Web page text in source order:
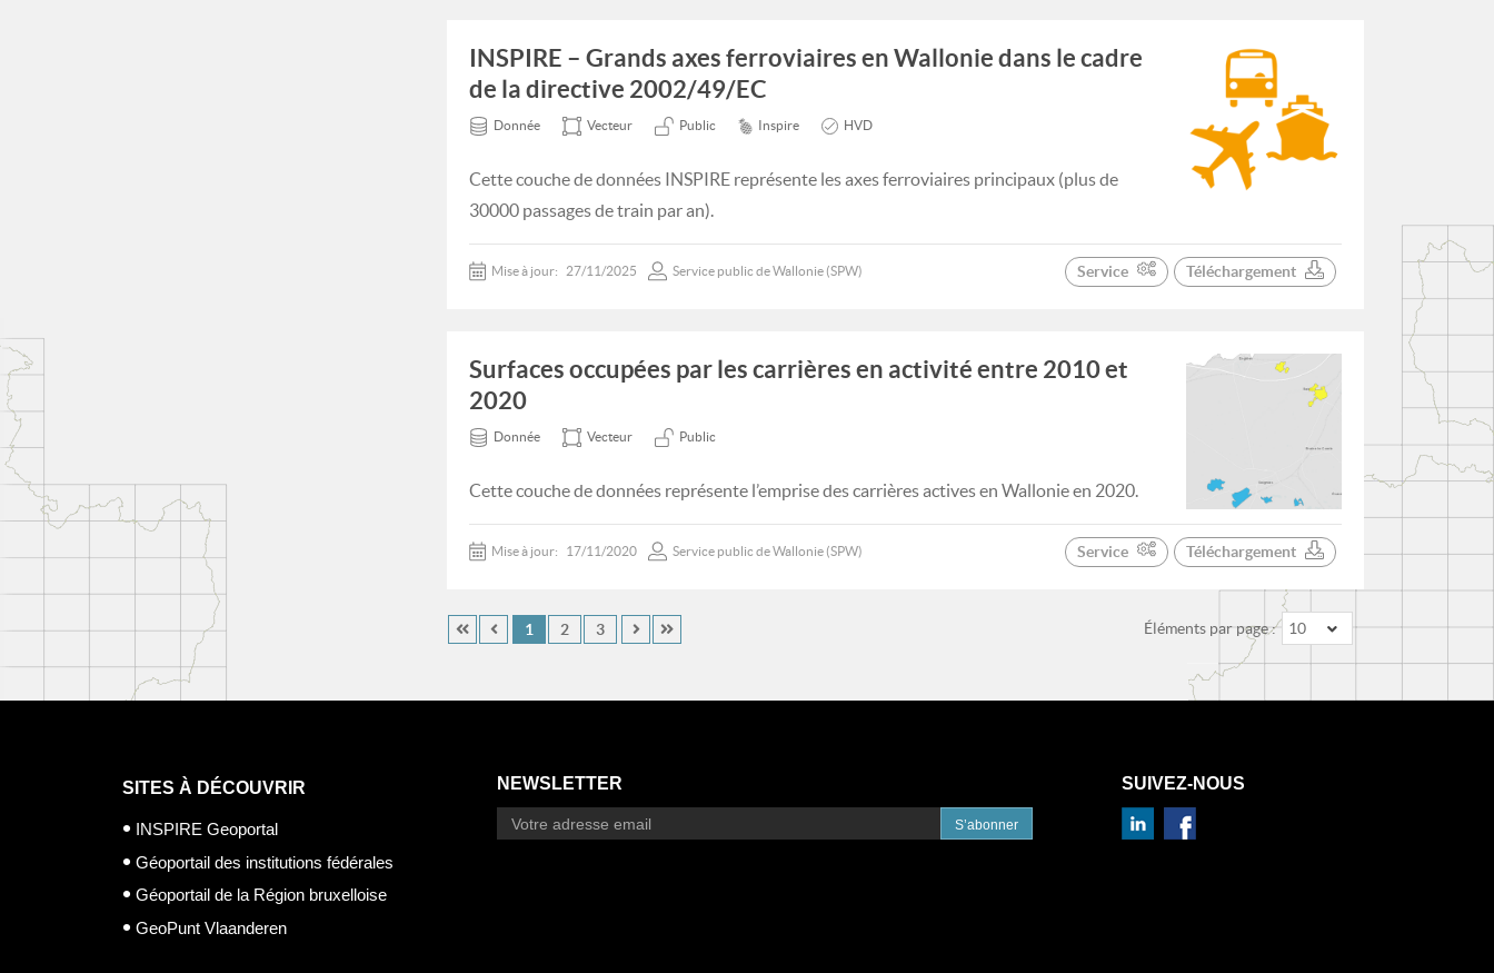
INSPIRE – Grands axes ferroviaires en Wallonie dans le cadre
de la directive 2002/49/EC
Donnée Vecteur Public Inspire HVD
Cette couche de données INSPIRE représente les axes ferroviaires principaux (plus de
30000 passages de train par an).
Mise à jour: 27/11/2025 Service public de Wallonie (SPW) Service Téléchargement
Surfaces occupées par les carrières en activité entre 2010 et
2020
Donnée Vecteur Public
Cette couche de données représente l’emprise des carrières actives en Wallonie en 2020.
Mise à jour: 17/11/2020 Service public de Wallonie (SPW) Service Téléchargement
Éléments par page : 10
1 2 3
SITES À DÉCOUVRIR
INSPIRE Geoportal
Géoportail des institutions fédérales
Géoportail de la Région bruxelloise
GeoPunt Vlaanderen
NEWSLETTER
S’abonner
SUIVEZ-NOUS